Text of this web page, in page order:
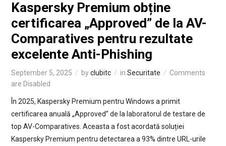
Kaspersky Premium obține
certificarea „Approved” de la AV-
Comparatives pentru rezultate
excelente Anti-Phishing
September 5, 2025 byclubitc in Securitate
Comments
are Disabled
În 2025, Kaspersky Premium pentru Windows a primit
certificarea anuală „Approved” de la laboratorul de testare de
top AV-Comparatives. Aceasta a fost acordată soluției
Kaspersky Premium pentru detectarea a 93% dintre URL-urile